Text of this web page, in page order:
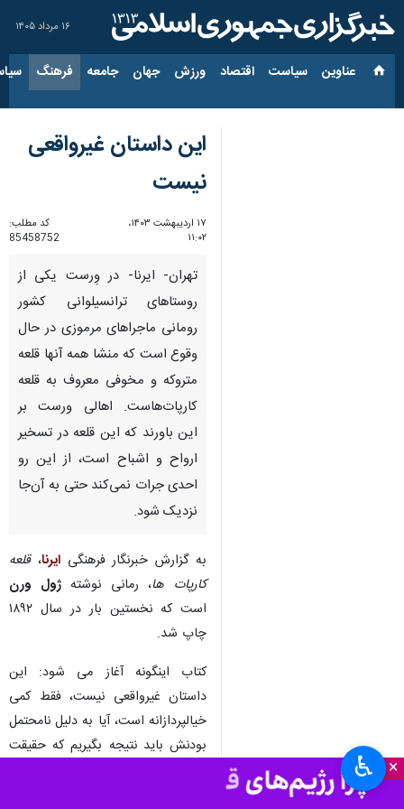
۱۶ مرداد ۱۴۰۵
عناوین‌ سیاست اقتصاد ورزش جهان جامعه فرهنگ
×
این داستان غیرواقعی
نیست
۱۷ اردیبهشت ۱۴۰۳،
۱۱:۰۲
کد مطلب:
85458752
تهران- ایرنا- در وِرست یکی از
روستاهای ترانسیلوانی کشور
رومانی ماجراهای مرموزی در حال
وقوع است که منشا همه آنها قلعه
متروکه و مخوفی معروف به قلعه
این باورند که این قلعه در تسخیر
ارواح و اشباح است، از این رو
احدی جرات نمی‌کند حتی به آن‌جا
نزدیک شود.
به گزارش خبرنگار فرهنگیایرنا، قلعه
کارپات ها، رمانی نوشتهژول ورن
است که نخستین بار در سال ۱۸۹۲
♿︎